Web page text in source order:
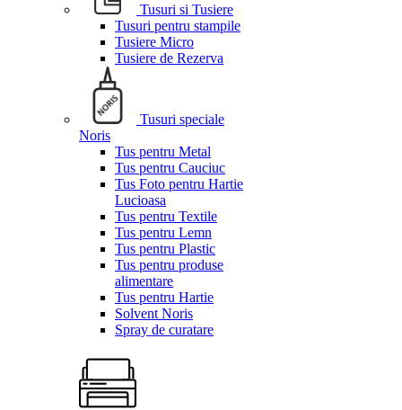
Tusuri si Tusiere
Tusuri pentru stampile
Tusiere Micro
Tusiere de Rezerva
Tusuri speciale
Noris
Tus pentru Metal
Tus pentru Cauciuc
Tus Foto pentru Hartie
Lucioasa
Tus pentru Textile
Tus pentru Lemn
Tus pentru Plastic
Tus pentru produse
alimentare
Tus pentru Hartie
Solvent Noris
Spray de curatare